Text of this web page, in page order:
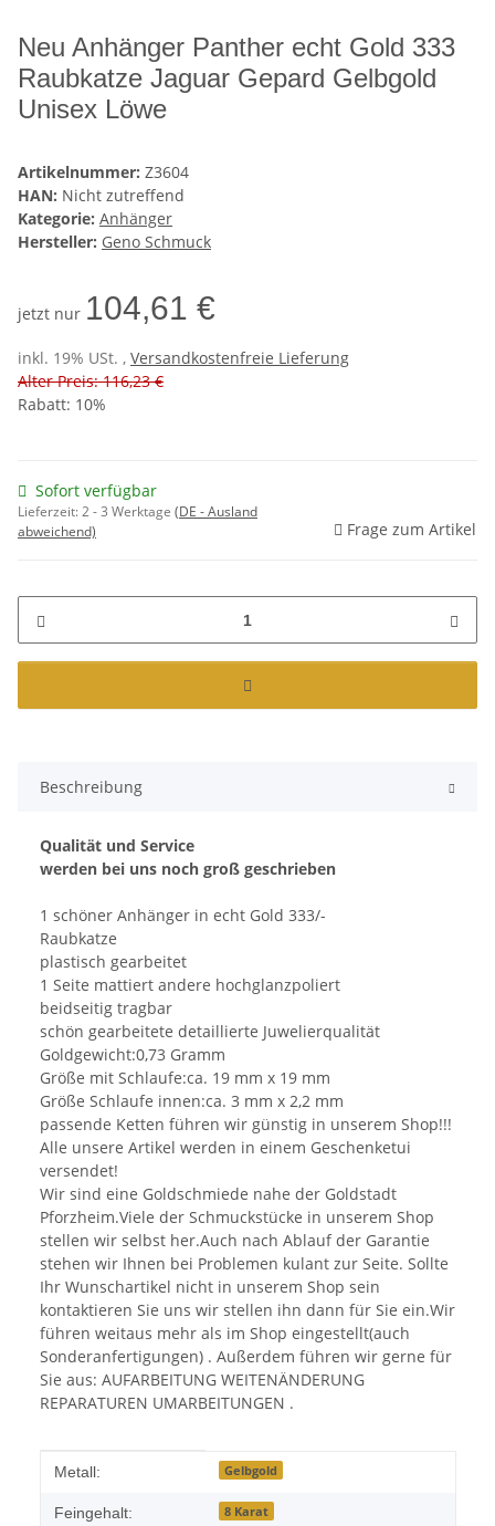
Neu Anhänger Panther echt Gold 333
Raubkatze Jaguar Gepard Gelbgold
Unisex Löwe
Artikelnummer: Z3604
HAN: Nicht zutreffend
Kategorie: Anhänger
Hersteller: Geno Schmuck
jetzt nur 104,61 €
inkl. 19% USt. , Versandkostenfreie Lieferung
Alter Preis: 116,23 €
Rabatt: 10%
Sofort verfügbar
Lieferzeit:2 - 3 Werktage (DE - Ausland
abweichend)
Frage zum Artikel
Beschreibung
Qualität und Service
werden bei uns noch groß geschrieben
1 schöner Anhänger in echt Gold 333/-
Raubkatze
plastisch gearbeitet
1 Seite mattiert andere hochglanzpoliert
beidseitig tragbar
schön gearbeitete detaillierte Juwelierqualität
Goldgewicht:0,73 Gramm
Größe mit Schlaufe:ca. 19 mm x 19 mm
Größe Schlaufe innen:ca. 3 mm x 2,2 mm
passende Ketten führen wir günstig in unserem Shop!!!
Alle unsere Artikel werden in einem Geschenketui
versendet!
Wir sind eine Goldschmiede nahe der Goldstadt
Pforzheim.Viele der Schmuckstücke in unserem Shop
stellen wir selbst her.Auch nach Ablauf der Garantie
stehen wir Ihnen bei Problemen kulant zur Seite. Sollte
Ihr Wunschartikel nicht in unserem Shop sein
kontaktieren Sie uns wir stellen ihn dann für Sie ein.Wir
führen weitaus mehr als im Shop eingestellt(auch
Sonderanfertigungen) . Außerdem führen wir gerne für
Sie aus: AUFARBEITUNG WEITENÄNDERUNG
REPARATUREN UMARBEITUNGEN .
Produkteigenschaft
Wert
Metall: Gelbgold
Feingehalt: 8 Karat